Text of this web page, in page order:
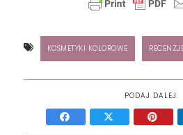
KOSMETYKI KOLOROWE
PODAJ DALEJ: